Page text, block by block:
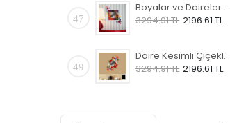
47
Boyalar ve Daireler Dekoratif Ahşap Çerçeveli Ayna
3294.91 TL 2196.61 TL
49
Daire Kesimli Çiçekli Dekoratif Ahşap Çerçeveli Ayna
3294.91 TL 2196.61 TL